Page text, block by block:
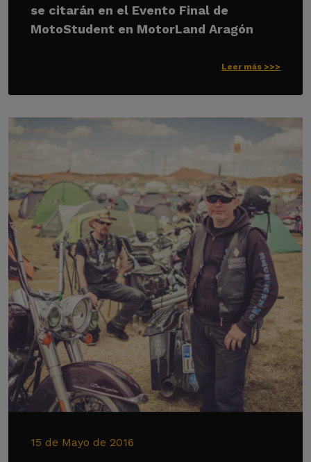
se citarán en el Evento Final de
MotoStudent en MotorLand Aragón
Leer más >>>
15 de Mayo de 2016